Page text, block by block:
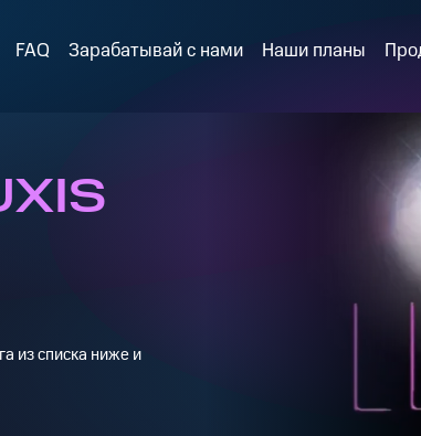
FAQ Зарабатывай с нами Наши планы
из списка ниже и